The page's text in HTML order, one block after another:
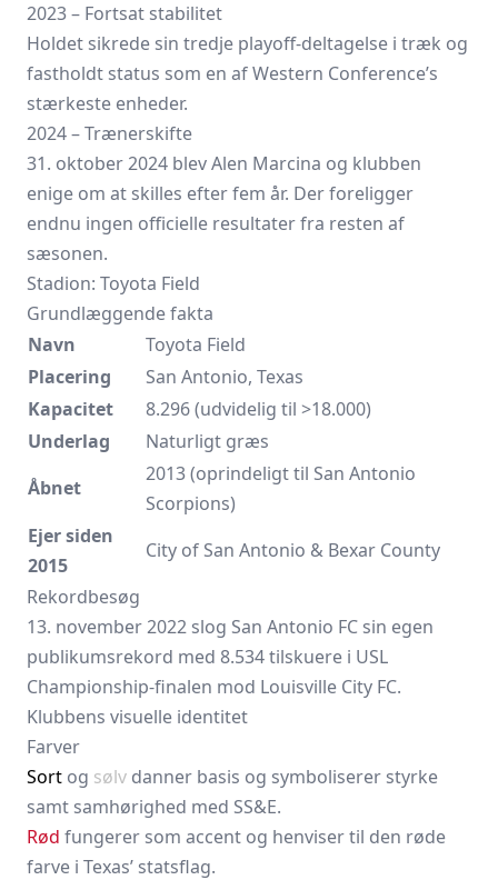
2023 – Fortsat stabilitet
Holdet sikrede sin tredje playoff-deltagelse i træk og
fastholdt status som en af Western Conference’s
stærkeste enheder.
2024 – Trænerskifte
31. oktober 2024 blev Alen Marcina og klubben
enige om at skilles efter fem år. Der foreligger
endnu ingen officielle resultater fra resten af
sæsonen.
Stadion: Toyota Field
Grundlæggende fakta
Navn
Toyota Field
Placering
San Antonio, Texas
Kapacitet
8.296 (udvidelig til >18.000)
Underlag
Naturligt græs
Åbnet
2013 (oprindeligt til San Antonio
Scorpions)
Ejer siden
2015
City of San Antonio & Bexar County
Rekordbesøg
13. november 2022 slog San Antonio FC sin egen
publikumsrekord med 8.534 tilskuere i USL
Championship-finalen mod Louisville City FC.
Klubbens visuelle identitet
Farver
Sort og sølv danner basis og symboliserer styrke
samt samhørighed med SS&E.
Rød fungerer som accent og henviser til den røde
farve i Texas’ statsflag.